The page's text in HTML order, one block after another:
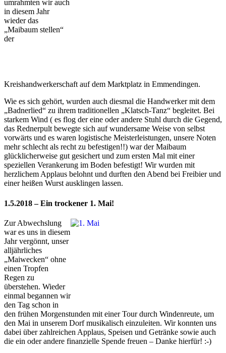
umrahmten wir auch
in diesem Jahr
wieder das
„Maibaum stellen“
der
Kreishandwerkerschaft auf dem Marktplatz in Emmendingen.
Wie es sich gehört, wurden auch diesmal die Handwerker mit dem
„Badnerlied“ zu ihrem traditionellen „Klatsch-Tanz“ begleitet. Bei
starkem Wind ( es flog der eine oder andere Stuhl durch die Gegend,
das Rednerpult bewegte sich auf wundersame Weise von selbst
vorwärts und es waren logistische Meisterleistungen, unsere Noten
mehr schlecht als recht zu befestigen!!) war der Maibaum
glücklicherweise gut gesichert und zum ersten Mal mit einer
speziellen Verankerung im Boden befestigt! Wir wurden mit
herzlichem Applaus belohnt und durften den Abend bei Freibier und
einer heißen Wurst ausklingen lassen.
1.5.2018 – Ein trockener 1. Mai!
Zur Abwechslung
war es uns in diesem
Jahr vergönnt, unser
alljährliches
„Maiwecken“ ohne
einen Tropfen
Regen zu
überstehen. Wieder
einmal begannen wir
den Tag schon in
den frühen Morgenstunden mit einer Tour durch Windenreute, um
den Mai in unserem Dorf musikalisch einzuleiten. Wir konnten uns
dabei über zahlreichen Applaus, Speisen und Getränke sowie auch
die ein oder andere finanzielle Spende freuen – Danke hierfür! :-)